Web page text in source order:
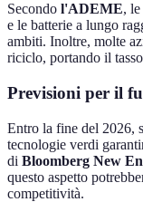
Secondo l'ADEME,
e le batterie a lungo
ambiti. Inoltre, molte
riciclo, portando il
Previsioni per il
Entro la fine del 2026,
tecnologie verdi
di Bloomberg New
questo aspetto
competitività.